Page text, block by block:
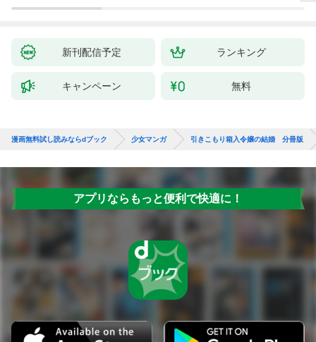
新刊配信予定 ランキング
キャンペーン 無料
漫画無料試し読みならdブック 少女マンガ 引きこもり箱入令嬢の結婚 分冊版
アプリならもっと便利で快適に！